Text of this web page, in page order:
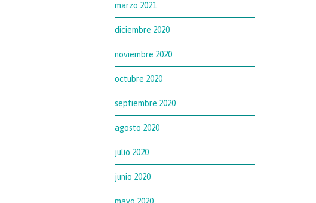
marzo 2021
diciembre 2020
noviembre 2020
octubre 2020
septiembre 2020
agosto 2020
julio 2020
junio 2020